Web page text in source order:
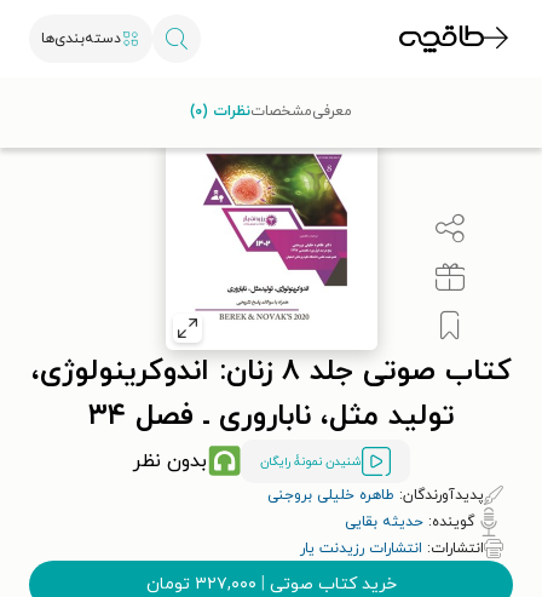
دسته‌بندی‌ها
کتاب صوتی جلد ۸ زنان: اندوکرینولوژی،
تولید مثل، ناباروری ـ فصل ۳۴
شنیدن نمونۀ رایگان بدون نظر
پدیدآورندگان: طاهره خلیلی بروجنی
گوینده: حدیثه بقایی
انتشارات: انتشارات رزیدنت یار
خرید کتاب صوتی | ۳۲۷,۰۰۰ تومان
معرفیمشخصاتنظرات (۰)